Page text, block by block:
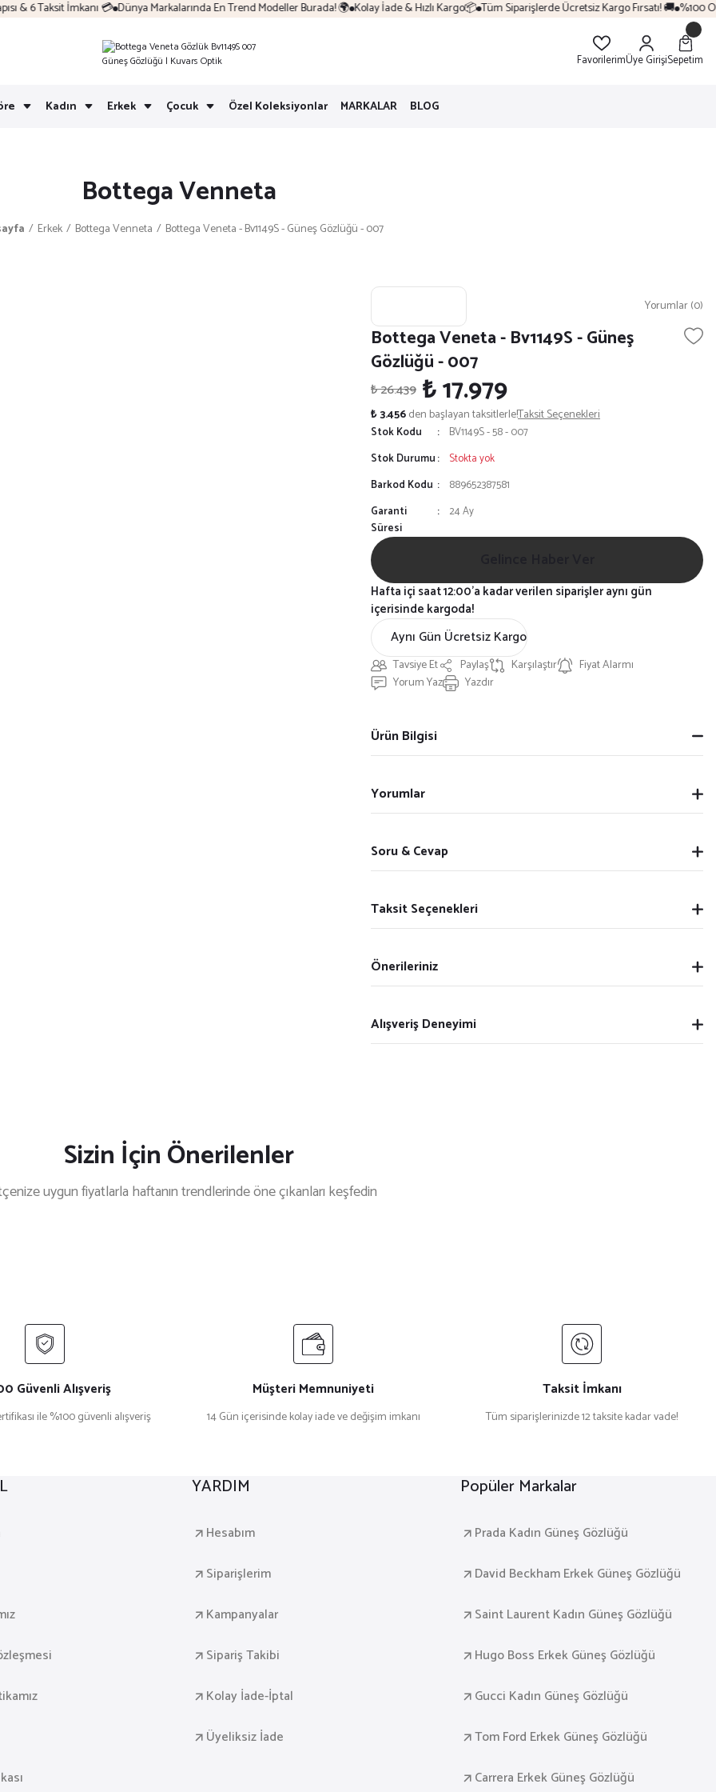
& 6 Taksit İmkanı 💳 Dünya Markalarında En Trend Modeller Burada! 🌍 Kolay İade & Hızlı Kargo📦 Tüm Siparişlerde Ücretsiz Kargo Fırsatı! 🚚 %100
FavorilerimÜye GirişiSepetim
Kadın Erkek Çocuk Özel Koleksiyonlar MARKALAR BLOG
Bottega Venneta
Erkek Bottega Venneta Bottega Veneta - Bv1149S - Güneş Gözlüğü - 007
Yorumlar (0)
Bottega Veneta - Bv1149S - Güneş
Gözlüğü - 007
₺ 26.439 ₺ 17.979
₺ 3.456den başlayan taksitlerle!Taksit Seçenekleri
Stok Kodu
BV1149S - 58 - 007
Stok Durumu
Stokta yok
Barkod Kodu
889652387581
Garanti
Süresi
24 Ay
Aynı Gün Ücretsiz Kargo
Tavsiye Et Paylaş Karşılaştır
Fiyat Alarmı
Yorum Yaz
Yazdır
Hafta içi saat 12:00'a kadar verilen siparişler aynı gün
içerisinde kargoda!
Ürün Bilgisi
Yorumlar
Soru & Cevap
Taksit Seçenekleri
Önerileriniz
Alışveriş Deneyimi
Sizin İçin Önerilenler
uygun fiyatlarla haftanın trendlerinde öne çıkanları keşfedin
₺ 39.343 ₺ 26.753
%27 İndirim
Hugo Boss
Hugo Boss 1595/S Leopar Erkek Güneş Gözlüğü
%23 İndirim
Off White Oeri108 Leopar Kadın Güneş Gözlüğü
Güvenli Alışveriş
ile %100 güvenli alışveriş
Müşteri Memnuniyeti
14 Gün içerisinde kolay iade ve değişim imkanı
Taksit İmkanı
Tüm siparişlerinizde 12 taksite kadar vade!
YARDIM
Hesabım
Siparişlerim
Kampanyalar
Sipariş Takibi
Kolay İade-İptal
Üyeliksiz İade
Popüler Markalar
Prada Kadın Güneş Gözlüğü
David Beckham Erkek Güneş Gözlüğü
Saint Laurent Kadın Güneş Gözlüğü
Hugo Boss Erkek Güneş Gözlüğü
Gucci Kadın Güneş Gözlüğü
Tom Ford Erkek Güneş Gözlüğü
Carrera Erkek Güneş Gözlüğü